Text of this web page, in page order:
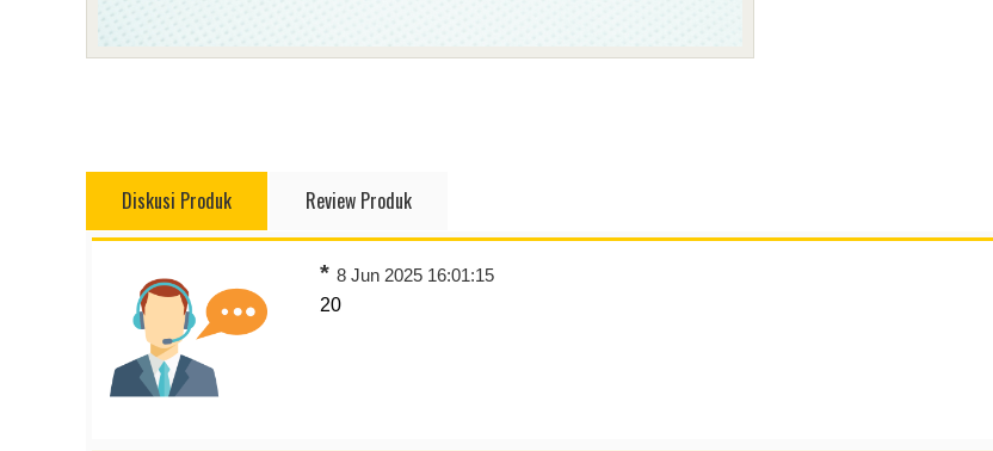
Diskusi Produk Review Produk
*8 Jun 2025 16:01:15
20